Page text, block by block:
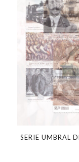
SERIE UMBRAL